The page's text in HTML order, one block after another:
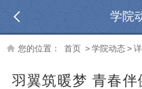
学院
您的位置： 首页 >学院动态>
羽翼筑暖梦 青春